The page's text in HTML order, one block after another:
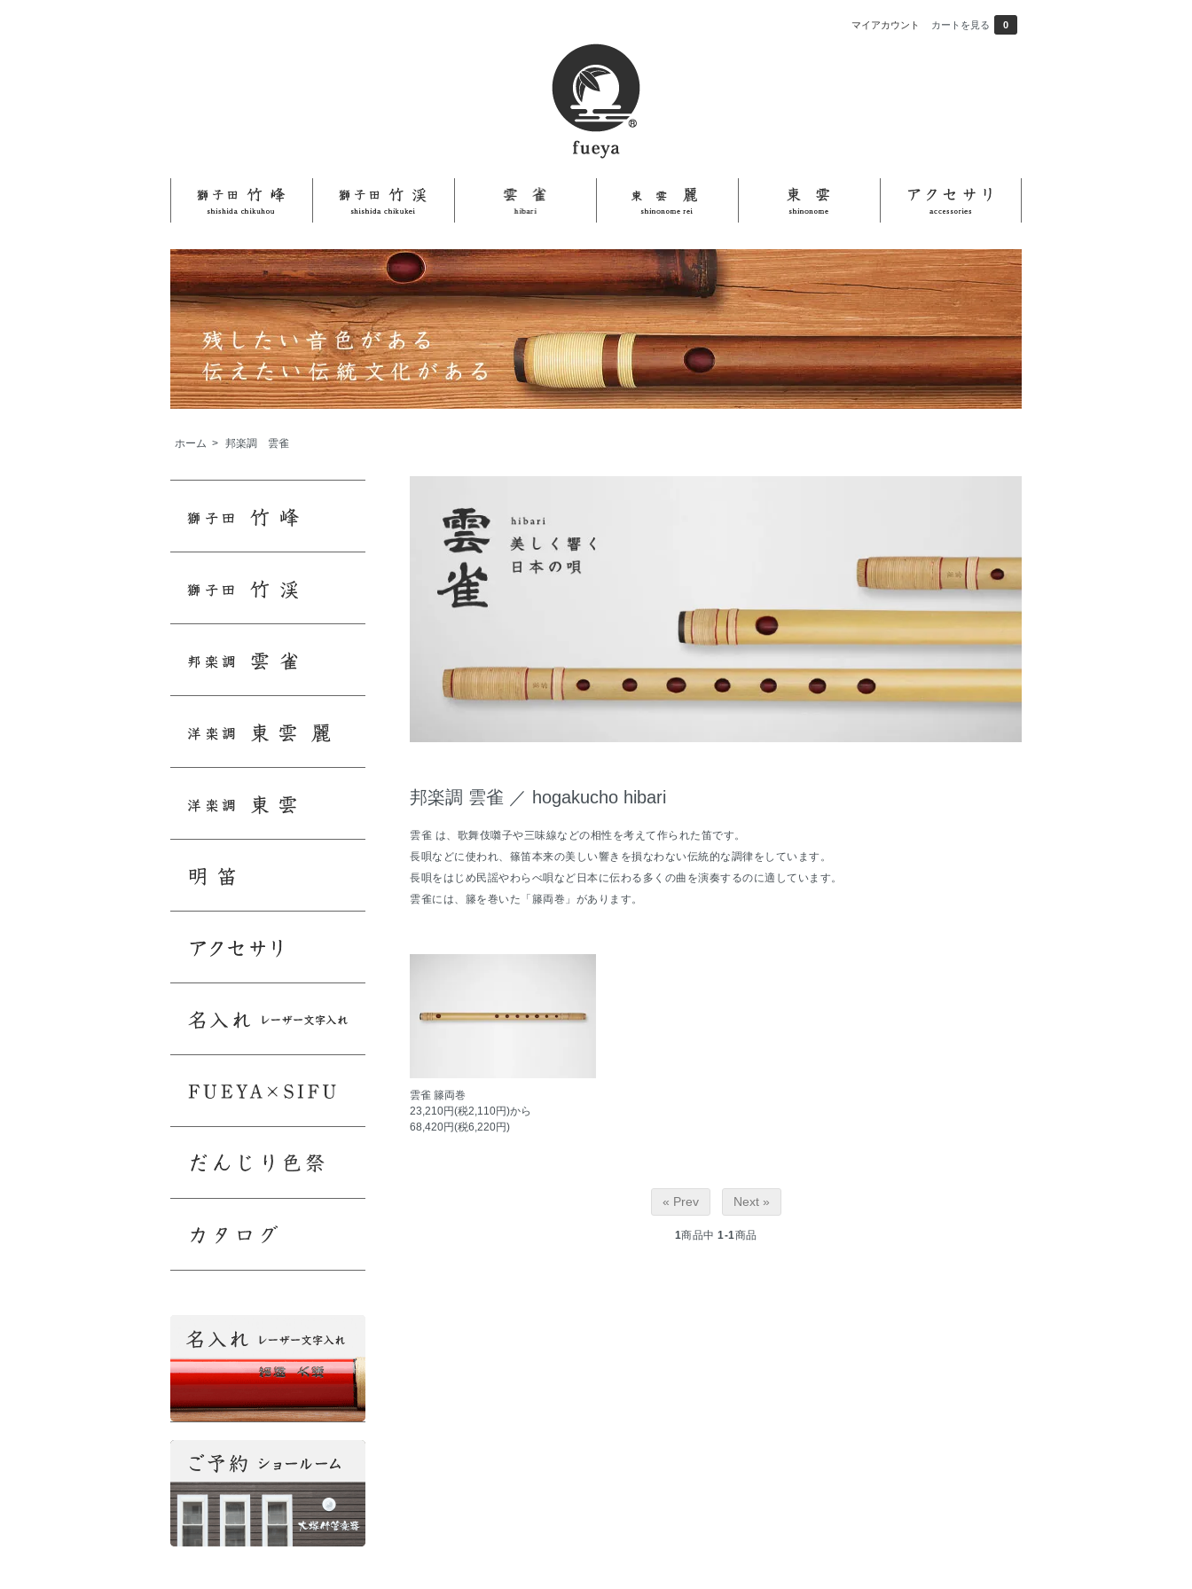
マイアカウント カートを見る 0
ホーム > 邦楽調 雲雀
邦楽調 雲雀 ／ hogakucho hibari
雲雀 は、歌舞伎囃子や三味線などの相性を考えて作られた笛です。
長唄などに使われ、篠笛本来の美しい響きを損なわない伝統的な調律をしています。
長唄をはじめ民謡やわらべ唄など日本に伝わる多くの曲を演奏するのに適しています。
雲雀には、籐を巻いた「籐両巻」があります。
雲雀 籐両巻
23,210円(税2,110円)から
68,420円(税6,220円)
« Prev Next »
1商品中 1-1商品